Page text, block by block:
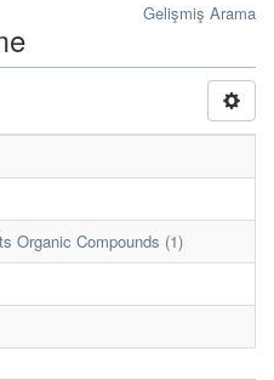
Gelişmiş Arama
Organic Compounds (1)